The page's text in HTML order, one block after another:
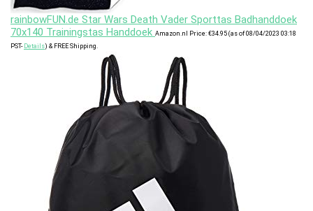
rainbowFUN.de Star Wars Death Vader Sporttas Badhanddoek
70x140 Trainingstas Handdoek Amazon.nl Price: €34.95 (as of 08/04/2023 03:18
PST- Details) & FREE Shipping.